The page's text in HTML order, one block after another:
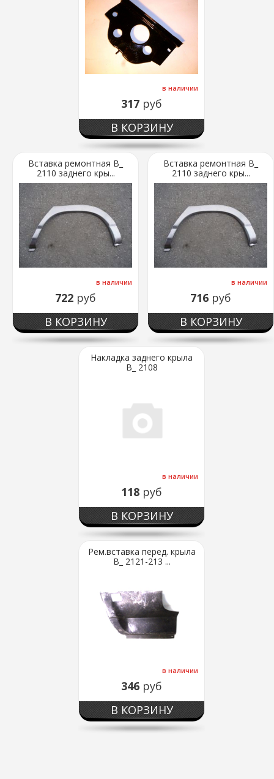
в наличии
317 руб
В КОРЗИНУ
Вставка ремонтная В_
2110 заднего кры...
в наличии
722 руб
В КОРЗИНУ
Вставка ремонтная В_
2110 заднего кры...
в наличии
716 руб
В КОРЗИНУ
Накладка заднего крыла
В_ 2108
в наличии
118 руб
В КОРЗИНУ
Рем.вставка перед. крыла
В_ 2121-213 ...
в наличии
346 руб
В КОРЗИНУ